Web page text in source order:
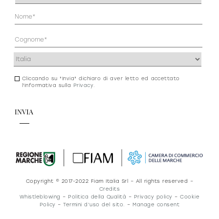
Anagrafica
Indirizzo
Consenso
Cliccando su "Invia" dichiaro di aver letto ed accettato
l'informativa sulla Privacy.
Copyright © 2017-2022 Fiam Italia Srl – All rights reserved –
Credits
Whistleblowing – Politica della Qualità – Privacy policy –Cookie
Policy –Termini d’uso del sito. –Manage consent